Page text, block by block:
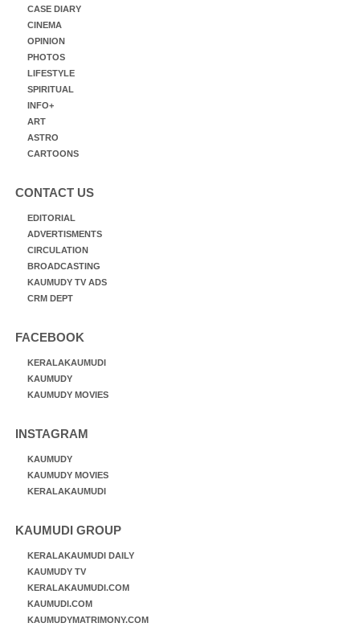
CASE DIARY
CINEMA
OPINION
PHOTOS
LIFESTYLE
SPIRITUAL
INFO+
ART
ASTRO
CARTOONS
CONTACT US
EDITORIAL
ADVERTISMENTS
CIRCULATION
BROADCASTING
KAUMUDY TV ADS
CRM DEPT
FACEBOOK
KERALAKAUMUDI
KAUMUDY
KAUMUDY MOVIES
INSTAGRAM
KAUMUDY
KAUMUDY MOVIES
KERALAKAUMUDI
KAUMUDI GROUP
KERALAKAUMUDI DAILY
KAUMUDY TV
KERALAKAUMUDI.COM
KAUMUDI.COM
KAUMUDYMATRIMONY.COM